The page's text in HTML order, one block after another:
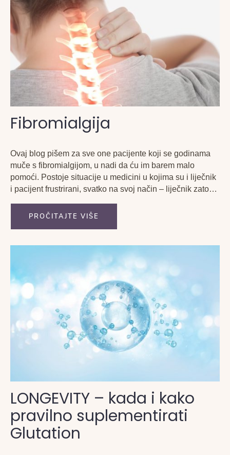
Fibromialgija
Ovaj blog pišem za sve one pacijente koji se godinama
muče s fibromialgijom, u nadi da ću im barem malo
pomoći. Postoje situacije u medicini u kojima su i liječnik
i pacijent frustrirani, svatko na svoj način – liječnik zato
godinama...
PROČITAJTE VIŠE
LONGEVITY – kada i kako
pravilno suplementirati
Glutation